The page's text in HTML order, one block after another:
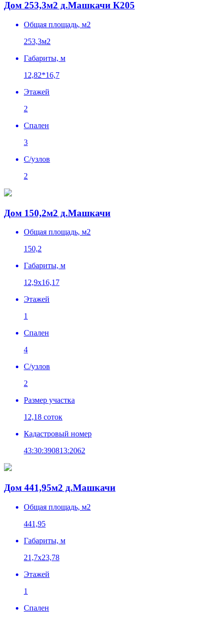
Дом 253,3м2 д.Машкачи К205
Общая площадь, м2
253,3м2
Габариты, м
12,82*16,7
Этажей
2
Спален
3
C/узлов
2
Дом 150,2м2 д.Машкачи
Общая площадь, м2
150,2
Габариты, м
12,9х16,17
Этажей
1
Спален
4
C/узлов
2
Размер участка
12,18 соток
Кадастровый номер
43:30:390813:2062
Дом 441,95м2 д.Машкачи
Общая площадь, м2
441,95
Габариты, м
21,7х23,78
Этажей
1
Спален